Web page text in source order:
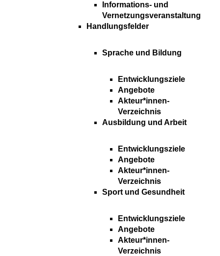
Informations- und
Vernetzungsveranstaltung
Handlungsfelder
Sprache und Bildung
Entwicklungsziele
Angebote
Akteur*innen-
Verzeichnis
Ausbildung und Arbeit
Entwicklungsziele
Angebote
Akteur*innen-
Verzeichnis
Sport und Gesundheit
Entwicklungsziele
Angebote
Akteur*innen-
Verzeichnis